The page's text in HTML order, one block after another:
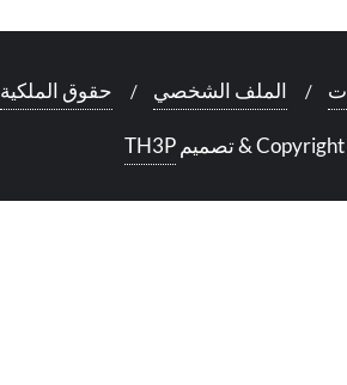
الملف الشخصي حقوق الملكية
&تصميم TH3P